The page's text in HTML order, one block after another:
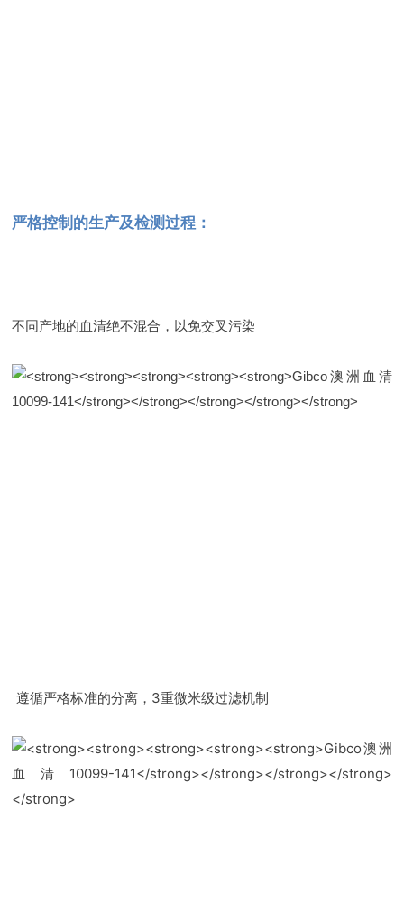
严格控制的生产及检测过程：
不同产地的血清绝不混合，以免交叉污染
遵循严格标准的分离，3重微米级过滤机制